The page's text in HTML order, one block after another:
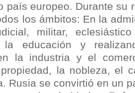
país europeo. Durante su
los ámbitos: En la
militar,
educación y
la industria y el
la nobleza, el
Rusia se convirtió en un